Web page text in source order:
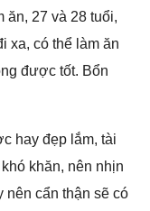
ăn, 27 và 28 tuổi,
xa, có thể làm ăn
được tốt. Bổn
hay đẹp lắm, tài
khăn, nên nhịn
nên cẩn thận ѕẽ có